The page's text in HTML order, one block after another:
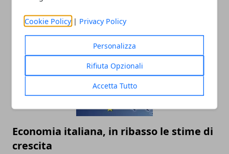
Cookie Policy | Privacy Policy
Personalizza
Rifiuta Opzionali
Accetta Tutto
Germania
30/03/2019
Economia italiana, in ribasso le stime di
crescita